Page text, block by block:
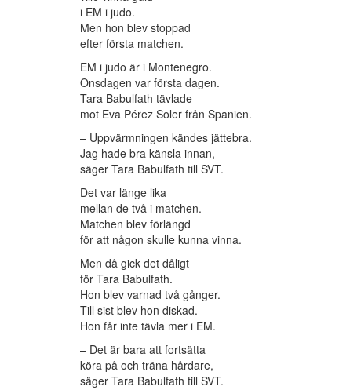
i EM i judo.
Men hon blev stoppad
efter första matchen.
EM i judo är i Montenegro.
Onsdagen var första dagen.
Tara Babulfath tävlade
mot Eva Pérez Soler från Spanien.
– Uppvärmningen kändes jättebra.
Jag hade bra känsla innan,
säger Tara Babulfath till SVT.
Det var länge lika
mellan de två i matchen.
Matchen blev förlängd
för att någon skulle kunna vinna.
Men då gick det dåligt
för Tara Babulfath.
Hon blev varnad två gånger.
Till sist blev hon diskad.
Hon får inte tävla mer i EM.
– Det är bara att fortsätta
köra på och träna hårdare,
säger Tara Babulfath till SVT.